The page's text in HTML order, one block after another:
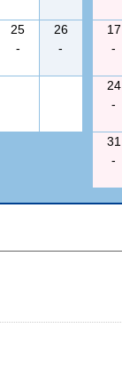
25
-
26
-
17
-
24
-
31
-